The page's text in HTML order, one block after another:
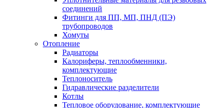
соединений
Фитинги для ПП, МП, ПНД (ПЭ)
трубопроводов
Хомуты
Отопление
Радиаторы
Калориферы, теплообменники,
комплектующие
Теплоноситель
Гидравлические разделители
Котлы
Тепловое оборудование, комплектующие